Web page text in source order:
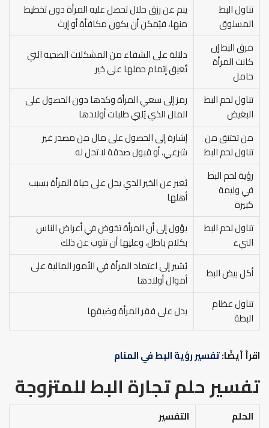
تناول البط
المسلوق
ينم عن رزق حلال تحصل عليه المرأة دون تخطيط
منها، فيُمكن أن يكون مكافأة أو إرث
مرق البط إن
كانت المرأة
حامل
دلالة على الشفاء من المشكلات الصحية التي
تُعيق إتمام حملها على خير
تناول لحم البط
البغيض
رمز إلى سعي المرأة وكدها دون الحصول على
المال الذي يُلبي طلبات أولادها
من تختنق من
تناول لحم البط
إشارة إلى الحصول على مال من مصدر غير
شرعي، أو قبول صدقة لا تحل له
رؤية لحم البط
في وليمة
كبيرة
يُعبر عن الخير الذي يحل على حياة المرأة بسبب
أهلها
تناول لحم البط
النيء
يؤول إلى أن المرأة تخوض في أعراض الناس
بكلام باطل، وعليها أن تتوب عن ذلك
أكل بيض البط
يُشير إلى اعتماد المرأة في الأمور المالية على
أموال أولادها
تناول عظام
البطة
يدل على فقر المرأة وضيقها
اقرأ أيضًا:تفسير رؤية البط في المنام
تفسير حلم تجارة البط للمتزوجة
الحلم
التفسير